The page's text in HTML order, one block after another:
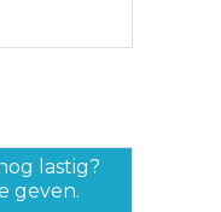
lastig?
geven.